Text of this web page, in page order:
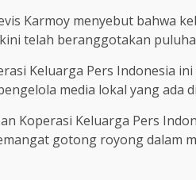
Karmoy menyebut bahwa
telah beranggotakan
Keluarga Pers Indonesia
media lokal yang ada
Koperasi Keluarga Pers
gotong royong dalam